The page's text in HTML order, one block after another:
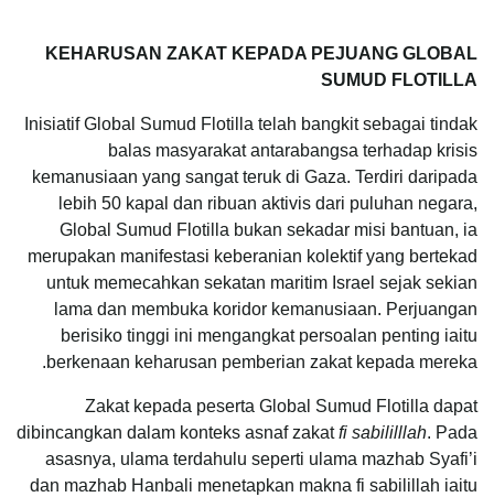
KEHARUSAN ZAKAT KEPADA PEJUANG GLOBAL
SUMUD FLOTILLA
Inisiatif Global Sumud Flotilla telah bangkit sebagai tindak
balas masyarakat antarabangsa terhadap krisis
kemanusiaan yang sangat teruk di Gaza. Terdiri daripada
lebih 50 kapal dan ribuan aktivis dari puluhan negara,
Global Sumud Flotilla bukan sekadar misi bantuan, ia
merupakan manifestasi keberanian kolektif yang bertekad
untuk memecahkan sekatan maritim Israel sejak sekian
lama dan membuka koridor kemanusiaan. Perjuangan
berisiko tinggi ini mengangkat persoalan penting iaitu
berkenaan keharusan pemberian zakat kepada mereka.
Zakat kepada peserta Global Sumud Flotilla dapat
dibincangkan dalam konteks asnaf zakatfi sabililllah. Pada
asasnya, ulama terdahulu seperti ulama mazhab Syafi’i
dan mazhab Hanbali menetapkan makna fi sabilillah iaitu